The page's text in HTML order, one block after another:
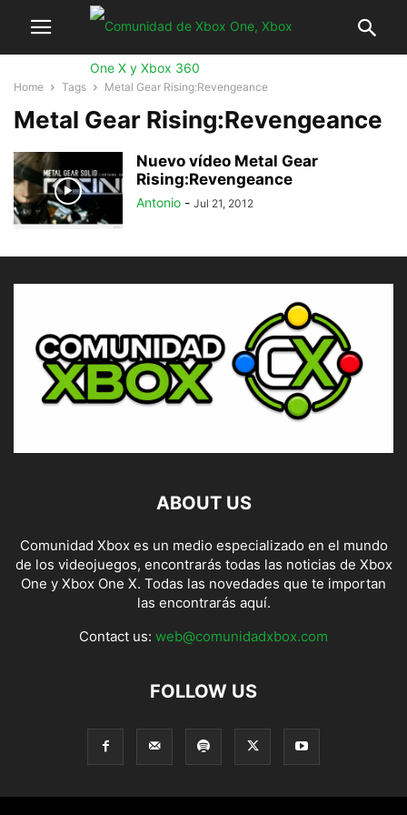
Home Tags Metal Gear Rising:Revengeance
Metal Gear Rising:Revengeance
Nuevo vídeo Metal Gear
Rising:Revengeance
Antonio - Jul 21, 2012
ABOUT US
Comunidad Xbox es un medio especializado en el mundo
de los videojuegos, encontrarás todas las noticias de Xbox
One y Xbox One X. Todas las novedades que te importan
las encontrarás aquí.
Contact us: web@comunidadxbox.com
FOLLOW US